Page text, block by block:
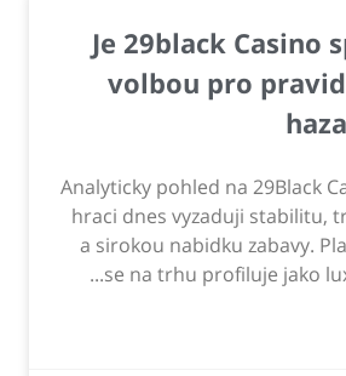
Je 29black Casino
volbou pro
Analyticky pohled na 29Black
hraci dnes vyzaduji stabilitu,
a sirokou nabidku zabavy.
se na trhu profiluje jako